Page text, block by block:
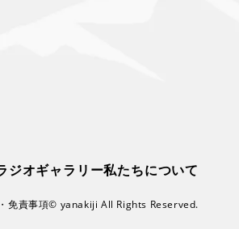
ジオギャラリー私たちについて
免責事項© yanakiji All Rights Reserved.